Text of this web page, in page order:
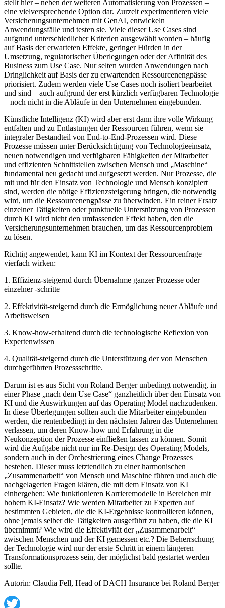
stellt hier – neben der weiteren Automatisierung von Prozessen –
eine vielversprechende Option dar. Zurzeit experimentieren viele
Versicherungsunternehmen mit GenAI, entwickeln
Anwendungsfälle und testen sie. Viele dieser Use Cases sind
aufgrund unterschiedlicher Kriterien ausgewählt worden – häufig
auf Basis der erwarteten Effekte, geringer Hürden in der
Umsetzung, regulatorischer Überlegungen oder der Affinität des
Business zum Use Case. Nur selten wurden Anwendungen nach
Dringlichkeit auf Basis der zu erwartenden Ressourcenengpässe
priorisiert. Zudem werden viele Use Cases noch isoliert bearbeitet
und sind – auch aufgrund der erst kürzlich verfügbaren Technologie
– noch nicht in die Abläufe in den Unternehmen eingebunden.
Künstliche Intelligenz (KI) wird aber erst dann ihre volle Wirkung
entfalten und zu Entlastungen der Ressourcen führen, wenn sie
integraler Bestandteil von End-to-End-Prozessen wird. Diese
Prozesse müssen unter Berücksichtigung von Technologieeinsatz,
neuen notwendigen und verfügbaren Fähigkeiten der Mitarbeiter
und effizienten Schnittstellen zwischen Mensch und „Maschine“
fundamental neu gedacht und aufgesetzt werden. Nur Prozesse, die
mit und für den Einsatz von Technologie und Mensch konzipiert
sind, werden die nötige Effizienzsteigerung bringen, die notwendig
wird, um die Ressourcenengpässe zu überwinden. Ein reiner Ersatz
einzelner Tätigkeiten oder punktuelle Unterstützung von Prozessen
durch KI wird nicht den umfassenden Effekt haben, den die
Versicherungsunternehmen brauchen, um das Ressourcenproblem
zu lösen.
Richtig angewendet, kann KI im Kontext der Ressourcenfrage
vierfach wirken:
1. Effizienz-steigernd durch Übernahme ganzer Prozesse oder
einzelner -schritte
2. Effektivität-steigernd durch die Ermöglichung neuer Abläufe und
Arbeitsweisen
3. Know-how-erhaltend durch die technologische Reflexion von
Expertenwissen
4. Qualität-steigernd durch die Unterstützung der von Menschen
durchgeführten Prozessschritte.
Darum ist es aus Sicht von Roland Berger unbedingt notwendig, in
einer Phase „nach dem Use Case“ ganzheitlich über den Einsatz von
KI und die Auswirkungen auf das Operating Model nachzudenken.
In diese Überlegungen sollten auch die Mitarbeiter eingebunden
werden, die rentenbedingt in den nächsten Jahren das Unternehmen
verlassen, um deren Know-how und Erfahrung in die
Neukonzeption der Prozesse einfließen lassen zu können. Somit
wird die Aufgabe nicht nur im Re-Design des Operating Models,
sondern auch in der Orchestrierung eines Change Prozesses
bestehen. Dieser muss letztendlich zu einer harmonischen
„Zusammenarbeit“ von Mensch und Maschine führen und auch die
nachgelagerten Fragen klären, die mit dem Einsatz von KI
einhergehen: Wie funktionieren Karrieremodelle in Bereichen mit
hohem KI-Einsatz? Wie werden Mitarbeiter zu Experten auf
bestimmten Gebieten, die die KI-Ergebnisse kontrollieren können,
ohne jemals selber die Tätigkeiten ausgeführt zu haben, die die KI
übernimmt? Wie wird die Effektivität der „Zusammenarbeit“
zwischen Menschen und der KI gemessen etc.? Die Beherrschung
der Technologie wird nur der erste Schritt in einem längeren
Transformationsprozess sein, der möglichst bald gestartet werden
sollte.
Autorin: Claudia Fell, Head of DACH Insurance bei Roland Berger